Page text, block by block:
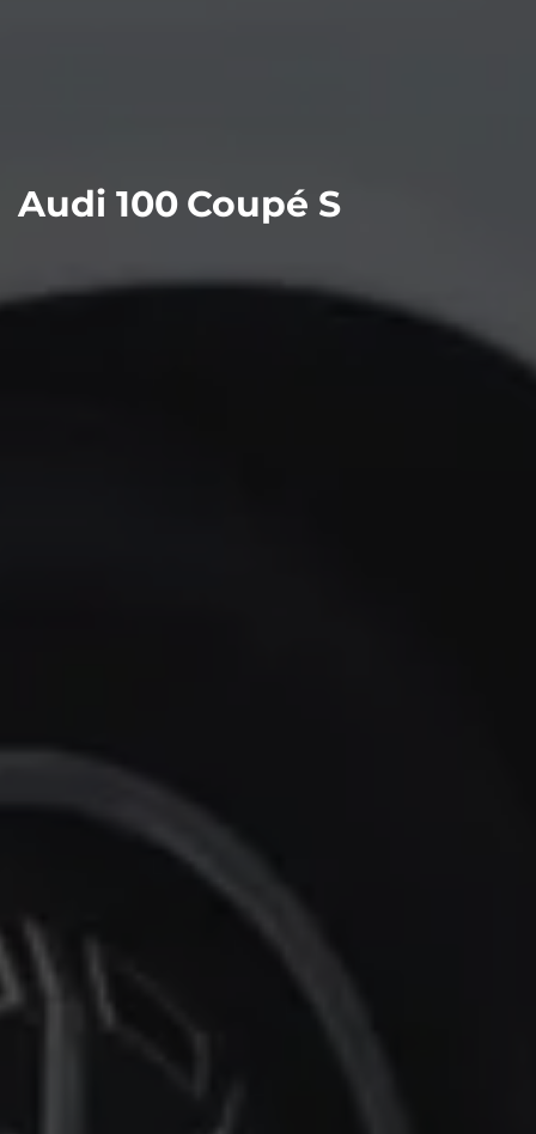
Audi 100 Coupé S